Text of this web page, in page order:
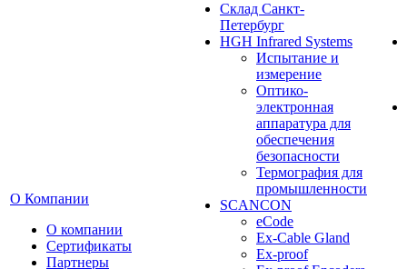
О Компании
О компании
Сертификаты
Партнеры
Cклад Санкт-
Петербург
HGH Infrared Systems
Испытание и
измерение
Оптико-
электронная
аппаратура для
обеспечения
безопасности
Термография для
промышленности
SCANCON
eCode
Ex-Cable Gland
Ex-proof